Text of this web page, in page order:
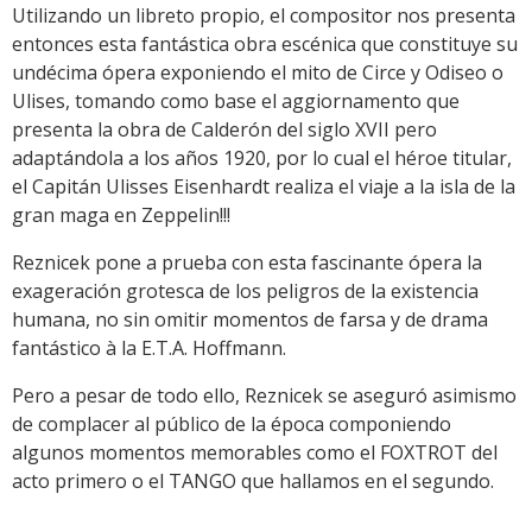
Utilizando un libreto propio, el compositor nos presenta
entonces esta fantástica obra escénica que constituye su
undécima ópera exponiendo el mito de Circe y Odiseo o
Ulises, tomando como base el aggiornamento que
presenta la obra de Calderón del siglo XVII pero
adaptándola a los años 1920, por lo cual el héroe titular,
el Capitán Ulisses Eisenhardt realiza el viaje a la isla de la
gran maga en Zeppelin!!!
Reznicek pone a prueba con esta fascinante ópera la
exageración grotesca de los peligros de la existencia
humana, no sin omitir momentos de farsa y de drama
fantástico à la E.T.A. Hoffmann.
Pero a pesar de todo ello, Reznicek se aseguró asimismo
de complacer al público de la época componiendo
algunos momentos memorables como el FOXTROT del
acto primero o el TANGO que hallamos en el segundo.